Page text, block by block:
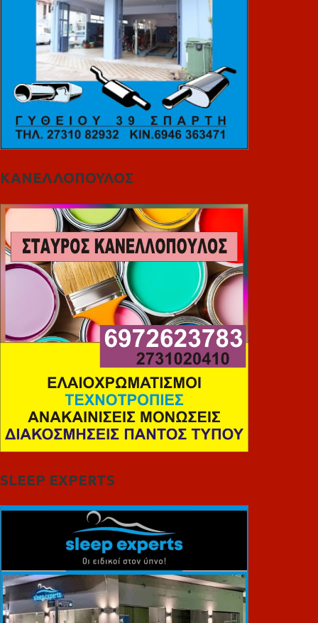
ΚΑΝΕΛΛΟΠΟΥΛΟΣ
SLEEP EXPERTS